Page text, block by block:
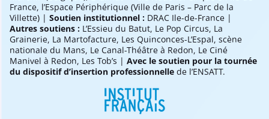
France, l’Espace Périphérique (Ville de Paris – Parc de la
Villette) | Soutien institutionnel : DRAC Ile-de-France |
Autres soutiens : L’Essieu du Batut, Le Pop Circus, La
Grainerie, La Martofacture, Les Quinconces-L’Espal, scène
nationale du Mans, Le Canal-Théâtre à Redon, Le Ciné
Manivel à Redon, Les Tob’s | Avec le soutien pour la tournée
du dispositif d’insertion professionnelle de l’ENSATT.